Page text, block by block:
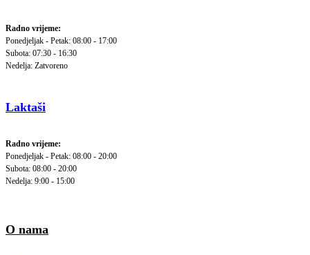
Radno vrijeme:
Ponedjeljak - Petak: 08:00 - 17:00
Subota: 07:30 - 16:30
Nedelja: Zatvoreno
Laktaši
Radno vrijeme:
Ponedjeljak - Petak: 08:00 - 20:00
Subota: 08:00 - 20:00
Nedelja: 9:00 - 15:00
O nama